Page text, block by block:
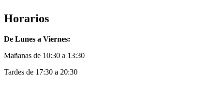
Horarios
De Lunes a Viernes:
Mañanas de 10:30 a 13:30
Tardes de 17:30 a 20:30